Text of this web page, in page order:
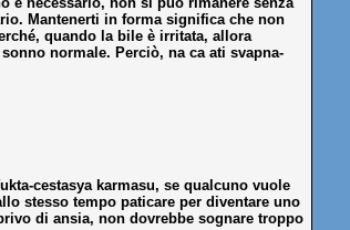
Mantenerti in forma significa che non
quando la bile è irritata, allora
normale. Perciò, na ca ati svapna-
cestasya karmasu, se qualcuno vuole
stesso tempo paticare per diventare uno
di ansia, non dovrebbe sognare troppo